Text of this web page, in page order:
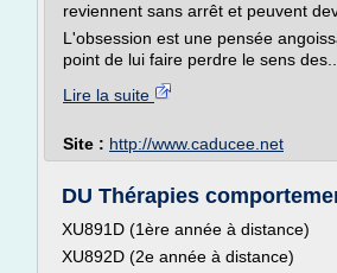
reviennent sans arrêt et peuvent
L'obsession est une pensée
point de lui faire perdre le sens des...
Lire la suite
Site : http://www.caducee.net
DU Thérapies
XU891D (1ère année à distance)
XU892D (2e année à distance)